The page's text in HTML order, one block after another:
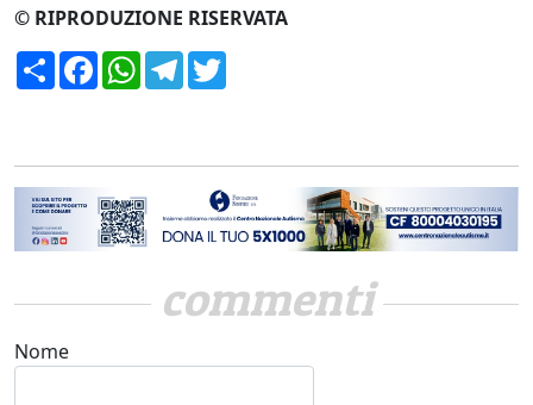
© RIPRODUZIONE RISERVATA
CondividiFacebookWhatsApp
Telegram
commenti
Nome